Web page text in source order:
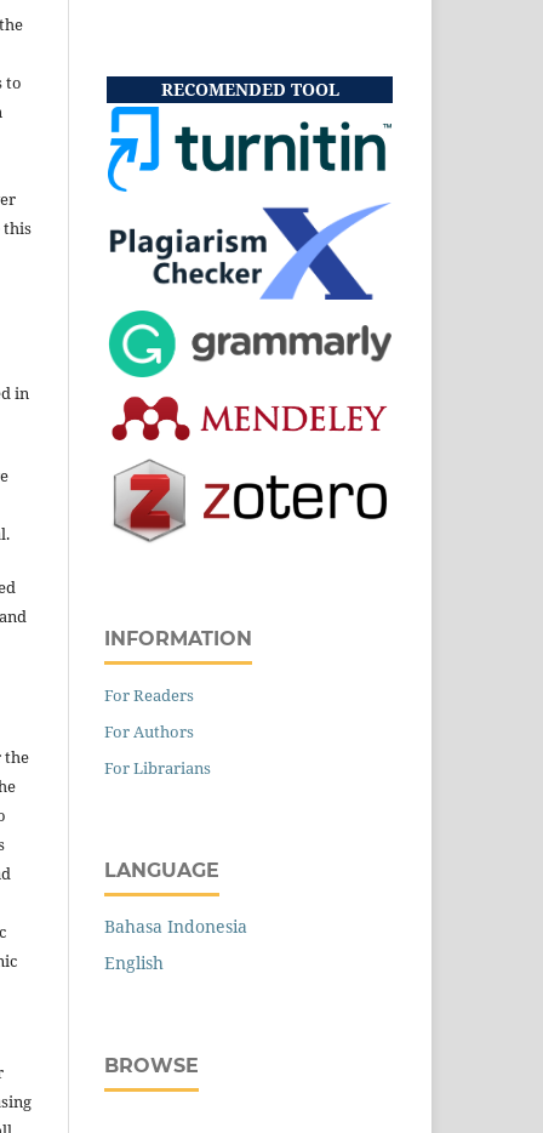
to
this
in
the
RECOMENDED TOOL
INFORMATION
For Readers
For Authors
For Librarians
LANGUAGE
Bahasa Indonesia
English
BROWSE